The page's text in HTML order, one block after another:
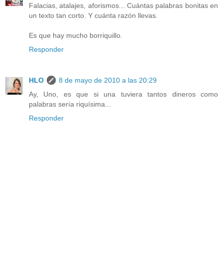
Falacias, atalajes, aforismos... Cuántas palabras bonitas en
un texto tan corto. Y cuánta razón llevas.
Es que hay mucho borriquillo.
Responder
HLO
8 de mayo de 2010 a las 20:29
Ay, Uno, es que si una tuviera tantos dineros como
palabras sería riquísima...
Responder